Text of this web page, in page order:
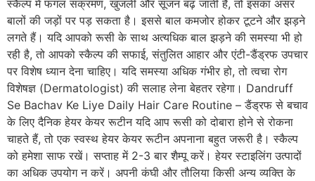
स्कैल्प में फंगल संक्रमण, खुजली और सूजन बढ़ जाती है, तो इसका असर
बालों की जड़ों पर पड़ सकता है। इससे बाल कमजोर होकर टूटने और झड़ने
लगते हैं। यदि आपको रूसी के साथ अत्यधिक बाल झड़ने की समस्या भी हो
रही है, तो आपको स्कैल्प की सफाई, संतुलित आहार और एंटी-डैंड्रफ उपचार
पर विशेष ध्यान देना चाहिए। यदि समस्या अधिक गंभीर हो, तो त्वचा रोग
विशेषज्ञ (Dermatologist) की सलाह लेना बेहतर रहेगा। Dandruff
Se Bachav Ke Liye Daily Hair Care Routine – डैंड्रफ से बचाव
के लिए दैनिक हेयर केयर रूटीन यदि आप रूसी को दोबारा होने से रोकना
चाहते हैं, तो एक स्वस्थ हेयर केयर रूटीन अपनाना बहुत जरूरी है। स्कैल्प
को हमेशा साफ रखें। सप्ताह में 2-3 बार शैम्पू करें। हेयर स्टाइलिंग उत्पादों
का अधिक उपयोग न करें। अपनी कंघी और तौलिया किसी अन्य व्यक्ति के